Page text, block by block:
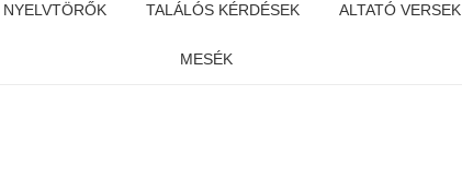
NYELVTÖRŐK TALÁLÓS KÉRDÉSEK ALTATÓ VERSEK
MESÉK